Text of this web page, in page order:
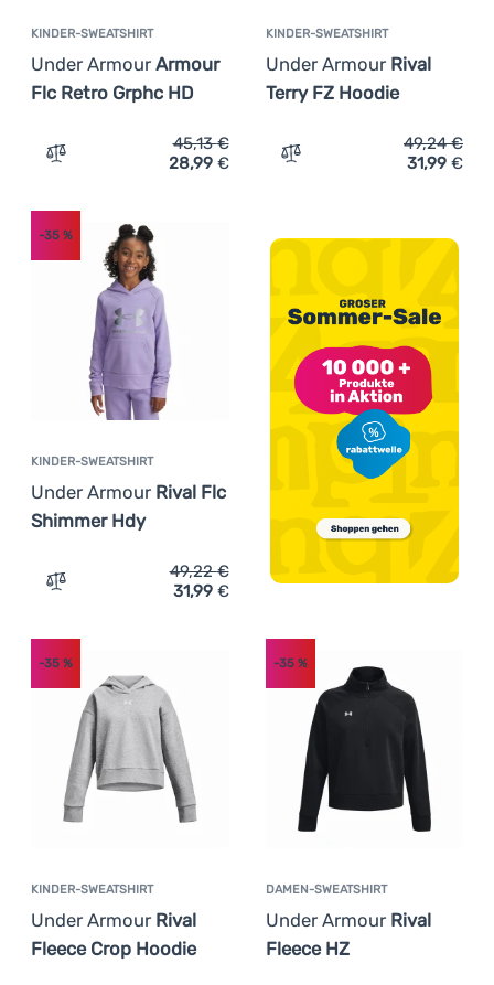
KINDER-SWEATSHIRT
Under Armour Armour
Flc Retro Grphc HD
Zum Vergleich 'Kinder-Sweatshirt Under Armour
45,13€
28,99 €
KINDER-SWEATSHIRT
Under Armour Rival
Terry FZ Hoodie
Zum Vergleich 'Kinder-
49,24€
31,99 €
KINDER-SWEATSHIRT
Under Armour Rival Flc
Shimmer Hdy
-35 %
Zum Vergleich 'Kinder-Sweatshirt Under Armour Rival
49,22€
31,99 €
KINDER-SWEATSHIRT
Under Armour Rival
Fleece Crop Hoodie
-35 %
DAMEN-SWEATSHIRT
Under Armour Rival
Fleece HZ
-35%